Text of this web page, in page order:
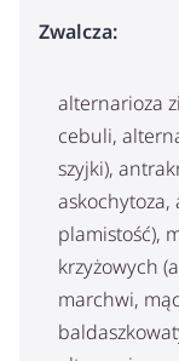
Zwalcza:
alternarioza
cebuli,
szyjki),
askochytoza,
plamistość),
krzyżowych
marchwi,